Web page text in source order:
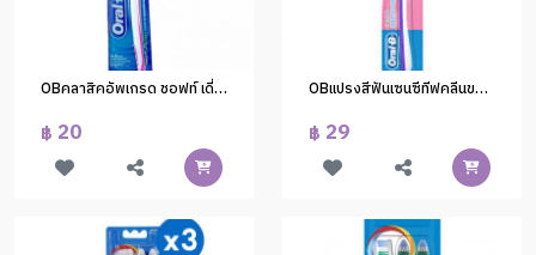
OBคลาสิคอัพเกรด ชอฟท์ เดี่ยว (1x12)
฿ 20
OBแปรงสีฟันเซนซีทีฟคลีนขนแปรงนุ่มพิเศษ
฿ 29